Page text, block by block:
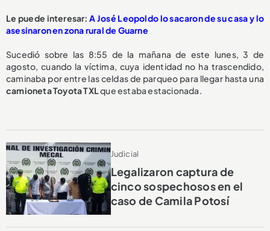
Le puede interesar:A José Leopoldo lo sacaron de su casa y lo
asesinaron en zona rural de Guarne
Sucedió sobre las 8:55 de la mañana de este lunes, 3 de
agosto, cuando la víctima, cuya identidad no ha trascendido,
caminaba por entre las celdas de parqueo para llegar hasta una
camioneta Toyota TXLque estaba estacionada.
Judicial
Legalizaron captura de
cinco sospechosos en el
caso de Camila Potosí